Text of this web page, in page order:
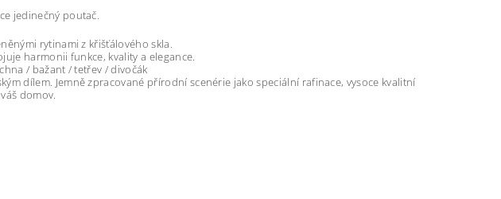
jedinečný poutač.
rytinami z křišťálového skla.
harmonii funkce, kvality a elegance.
/ bažant / tetřev / divočák
dílem. Jemně zpracované přírodní scenérie jako speciální rafinace, vysoce kvalitní
domov.